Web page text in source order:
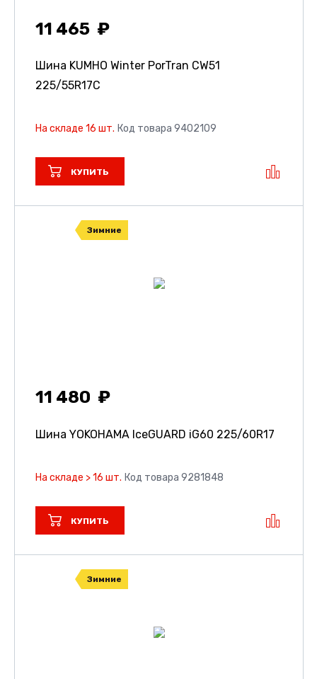
11 465
Шина KUMHO Winter PorTran CW51
225/55R17C
На складе 16 шт. Код товара 9402109
КУПИТЬ
Зимние
11 480
Шина YOKOHAMA IceGUARD iG60 225/60R17
На складе > 16 шт. Код товара 9281848
КУПИТЬ
Зимние